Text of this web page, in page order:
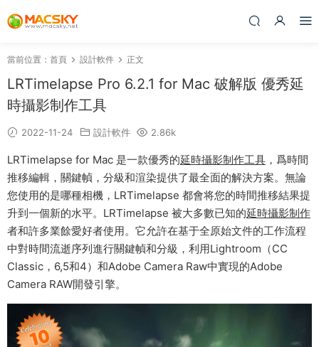
當前位置： 首頁 設計軟件 正文
LRTimelapse Pro 6.2.1 for Mac 破解版 優秀延
時攝影制作工具
2022-11-24 設計軟件 2.86k
LRTimelapse for Mac 是一款優秀的延時攝影制作工具 ，爲時間
推移編輯，關鍵幀，分級和渲染提供了最全面的解決方案。無論
您使用的是哪種相機，LRTimelapse 都會将您的時間推移結果提
升到一個新的水平。LRTimelapse 被大多數已知的延時攝影制作
者和許多業餘愛好者使用。它允許在基于全原始文件的工作流程
中對時間流逝序列進行關鍵幀和分級，利用Lightroom（CC
Classic，6,5和4）和Adobe Camera Raw中實現的Adobe
Camera RAW開發引擎。